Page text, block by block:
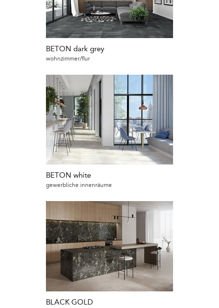
BETON dark grey
wohnzimmer/flur
BETON white
gewerbliche innenräume
BLACK GOLD